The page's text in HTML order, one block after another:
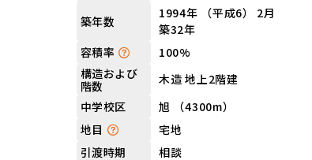
築年数
1994年 （平成6） 2月
築32年
容積率
100%
構造および
階数
木造 地上2階建
中学校区
旭 （4300m）
地目
宅地
引渡時期
相談